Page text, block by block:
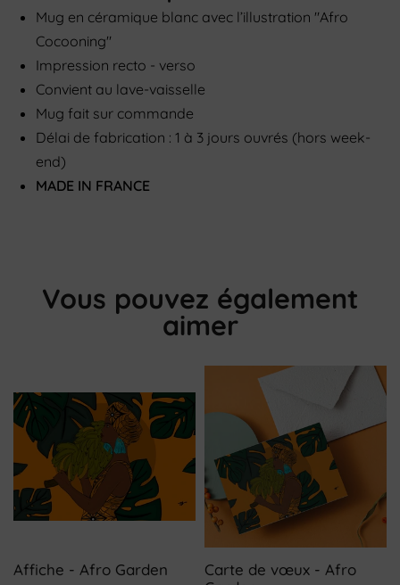
Mug en céramique blanc avec l’illustration "Afro
Cocooning"
Impression recto - verso
Convient au lave-vaisselle
Mug fait sur commande
Délai de fabrication : 1 à 3 jours ouvrés (hors week-
end)
MADE IN FRANCE
Vous pouvez également
aimer
Affiche - Afro Garden
Carte de vœux - Afro